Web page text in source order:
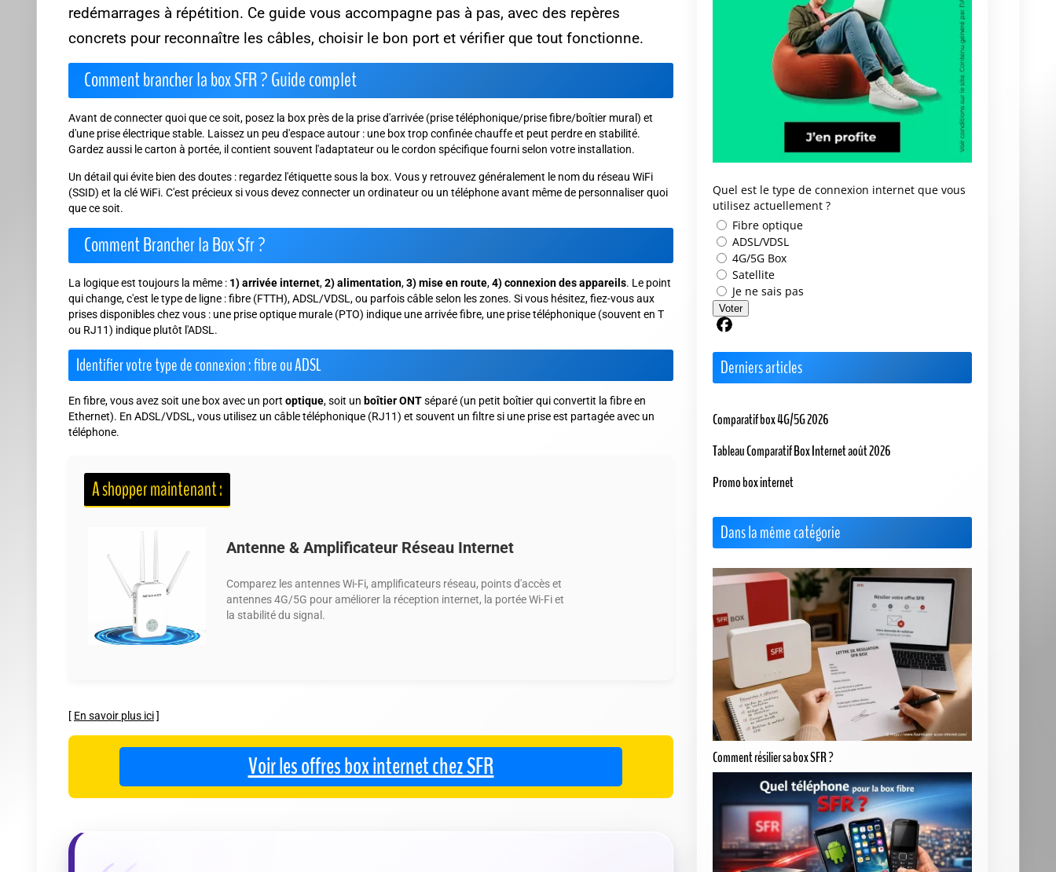
redémarrages à répétition. Ce guide vous accompagne pas à pas, avec des repères
concrets pour reconnaître les câbles, choisir le bon port et vérifier que tout fonctionne.
Comment brancher la box SFR ? Guide complet
Avant de connecter quoi que ce soit, posez la box près de la prise d'arrivée (prise téléphonique/prise fibre/boîtier mural) et
d'une prise électrique stable. Laissez un peu d'espace autour : une box trop confinée chauffe et peut perdre en stabilité.
Gardez aussi le carton à portée, il contient souvent l'adaptateur ou le cordon spécifique fourni selon votre installation.
Un détail qui évite bien des doutes : regardez l'étiquette sous la box. Vous y retrouvez généralement le nom du réseau WiFi
(SSID) et la clé WiFi. C'est précieuxsi vous devez connecter un ordinateur ou un téléphone avant même de personnaliser quoi
que ce soit.
Comment Brancher la Box Sfr ?
La logique est toujours la même : 1) arrivée internet,2) alimentation,3) mise en route,4) connexion des appareils. Le point
qui change, c'est le type de ligne : fibre (FTTH), ADSL/VDSL, ou parfois câble selon les zones. Si vous hésitez, fiez-vous aux
prises disponibles chez vous : une prise optique murale (PTO) indique une arrivée fibre, une prise téléphonique (souvent en T
ou RJ11) indique plutôt l'ADSL.
Identifier votre type de connexion : fibre ou ADSL
En fibre, vous avez soit une box avec un port optique, soit un boîtier ONTséparé (un petit boîtier qui convertit la fibre en
Ethernet). En ADSL/VDSL, vous utilisez un câble téléphonique (RJ11) et souvent un filtre si une prise est partagée avec un
téléphone.
A shopper maintenant :
Antenne & Amplificateur Réseau Internet
Comparez les antennes Wi-Fi, amplificateurs réseau, points d'accès et
antennes 4G/5G pour améliorer la réception internet, la portée Wi-Fi et
la stabilité du signal.
[ En savoir plus ici]
Voir les offres box internet chez SFR
Quel est le type de connexion internet que vous
utilisez actuellement ?
Fibre optique
ADSL/VDSL
4G/5G Box
Satellite
Je ne sais pas
Voter
Derniers articles
Comparatif box 4G/5G 2026
Tableau Comparatif Box Internet août 2026
Promo box internet
Dans la même catégorie
Comment résilier sa box SFR ?